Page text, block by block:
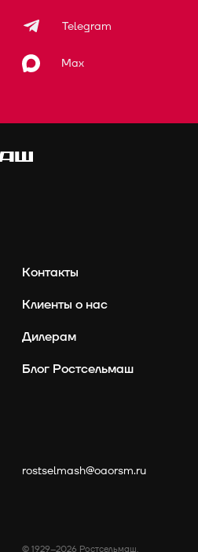
Telegram
Max
Контакты
Клиенты о нас
Дилерам
Блог Ростсельмаш
rostselmash@oaorsm.ru
© 1929–2026 Ростсельмаш.